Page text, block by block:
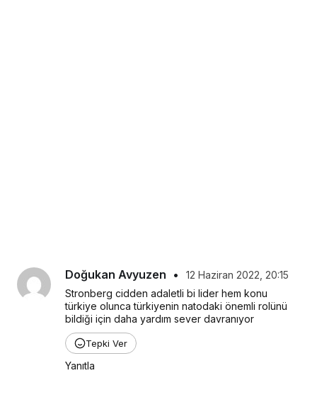
Doğukan Avyuzen •
12 Haziran 2022, 20:15
Stronberg cidden adaletli bi lider hem konu
türkiye olunca türkiyenin natodaki önemli rolünü
bildiği için daha yardım sever davranıyor
Tepki Ver
Yanıtla